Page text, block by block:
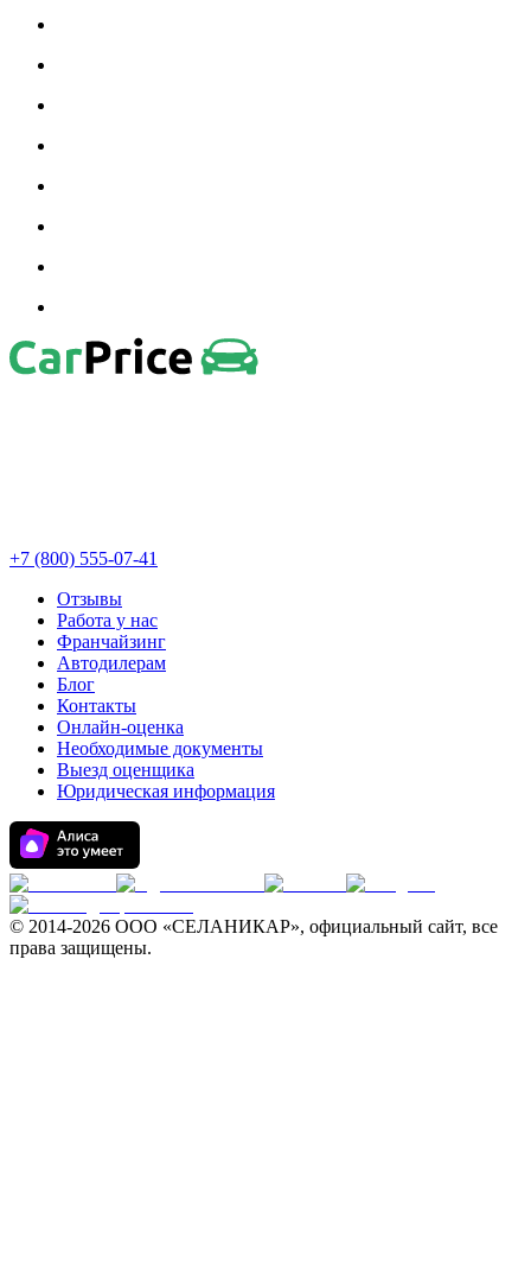
+7 (800) 555-07-41
Отзывы
Работа у нас
Франчайзинг
Автодилерам
Блог
Контакты
Онлайн-оценка
Необходимые документы
Выезд оценщика
Юридическая информация
© 2014-2026 ООО «СЕЛАНИКАР», официальный сайт, все
права защищены.